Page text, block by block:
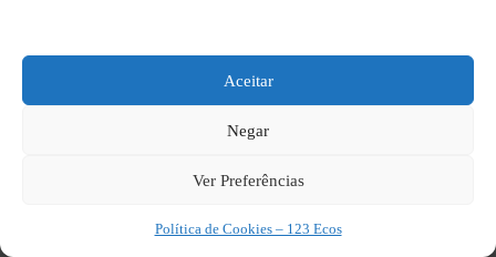
Aceitar
Negar
Ver Preferências
Política de Cookies – 123 Ecos
biodegradáveis?
resultando assim em substâncias que